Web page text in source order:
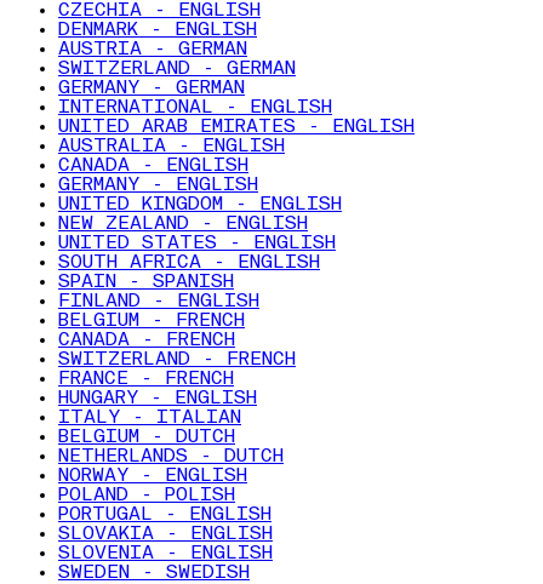
CZECHIA - ENGLISH
DENMARK - ENGLISH
AUSTRIA - GERMAN
SWITZERLAND - GERMAN
GERMANY - GERMAN
INTERNATIONAL - ENGLISH
UNITED ARAB EMIRATES - ENGLISH
AUSTRALIA - ENGLISH
CANADA - ENGLISH
GERMANY - ENGLISH
UNITED KINGDOM - ENGLISH
NEW ZEALAND - ENGLISH
UNITED STATES - ENGLISH
SOUTH AFRICA - ENGLISH
SPAIN - SPANISH
FINLAND - ENGLISH
BELGIUM - FRENCH
CANADA - FRENCH
SWITZERLAND - FRENCH
FRANCE - FRENCH
HUNGARY - ENGLISH
ITALY - ITALIAN
BELGIUM - DUTCH
NETHERLANDS - DUTCH
NORWAY - ENGLISH
POLAND - POLISH
PORTUGAL - ENGLISH
SLOVAKIA - ENGLISH
SLOVENIA - ENGLISH
SWEDEN - SWEDISH